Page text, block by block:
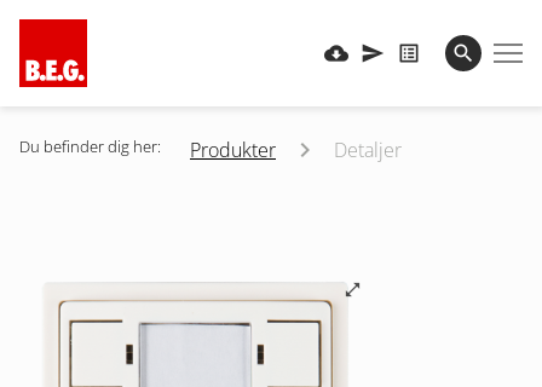
Du befinder dig her: Produkter Detaljer